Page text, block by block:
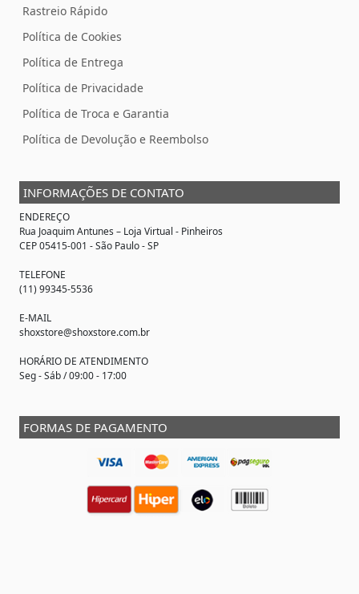
Rastreio Rápido
Política de Cookies
Política de Entrega
Política de Privacidade
Política de Troca e Garantia
Política de Devolução e Reembolso
INFORMAÇÕES DE CONTATO
ENDEREÇO
Rua Joaquim Antunes – Loja Virtual - Pinheiros
CEP 05415-001 - São Paulo - SP
TELEFONE
(11) 99345-5536
E-MAIL
shoxstore@shoxstore.com.br
HORÁRIO DE ATENDIMENTO
Seg - Sáb / 09:00 - 17:00
FORMAS DE PAGAMENTO